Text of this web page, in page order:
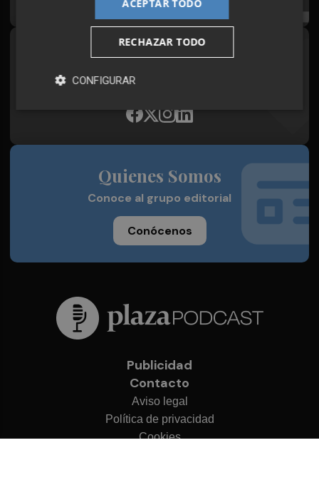
Síguenos en redes
Plaza Podcast, desde cualquier medio
Quienes Somos
Conoce al grupo editorial
Conócenos
Publicidad
Contacto
Aviso legal
Política de privacidad
Cookies
ACEPTAR TODO
RECHAZAR TODO
CONFIGURAR